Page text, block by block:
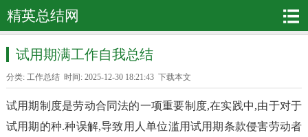
精英总结网
试用期满工作自我总结
分类: 工作总结时间: 2025-12-30 18:21:43 下载本文
试用期制度是劳动合同法的一项重要制度,在实践中,由于对于
试用期的种.种误解,导致用人单位滥用试用期条款侵害劳动者